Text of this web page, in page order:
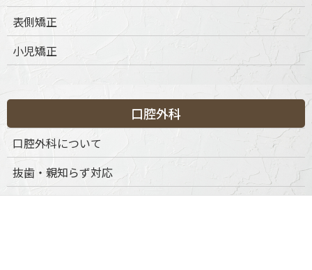
表側矯正
小児矯正
口腔外科
口腔外科について
抜歯・親知らず対応
歯ぎしり・食いしばり